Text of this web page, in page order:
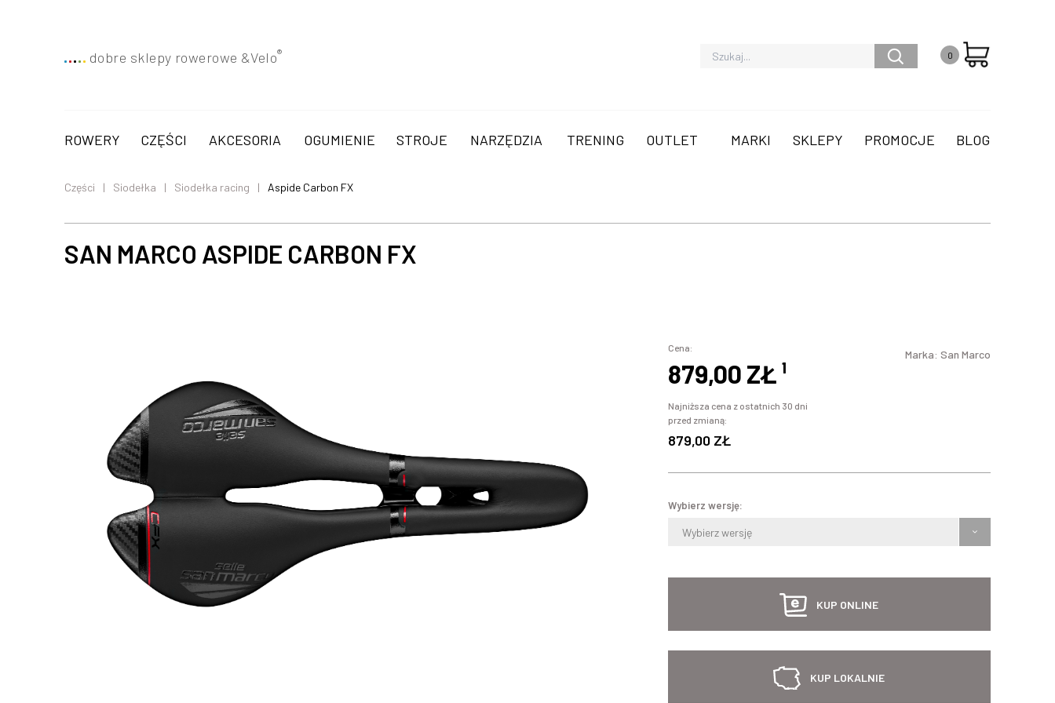
dobre sklepy rowerowe &Velo® 0
ROWERY CZĘŚCI AKCESORIA OGUMIENIE STROJE NARZĘDZIA TRENING OUTLET MARKI SKLEPY PROMOCJE BLOG
Części Siodełka Siodełka racing Aspide Carbon FX
SAN MARCO ASPIDE CARBON FX
Cena:
879,00 ZŁ¹
Najniższa cena z ostatnich 30 dni
przed zmianą:
879,00 ZŁ
Marka: San Marco
Wybierz wersję:
Wybierz wersję
KUP ONLINE
KUP LOKALNIE